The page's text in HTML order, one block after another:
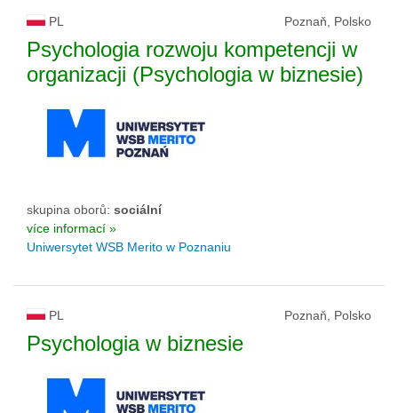
PL Poznaň, Polsko
Psychologia rozwoju kompetencji w
organizacji (Psychologia w biznesie)
skupina oborů: sociální
více informací »
Uniwersytet WSB Merito w Poznaniu
PL Poznaň, Polsko
Psychologia w biznesie